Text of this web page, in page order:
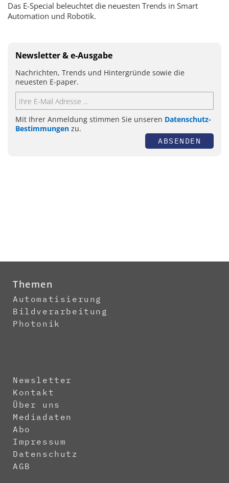
Das E-Special beleuchtet die neuesten Trends in Smart
Automation und Robotik.
Newsletter & e-Ausgabe
Nachrichten, Trends und Hintergründe sowie die
neuesten E-paper.
Mit Ihrer Anmeldung stimmen Sie unseren Datenschutz-
Bestimmungen zu.
ABSENDEN
Themen
Automatisierung
Bildverarbeitung
Photonik
Newsletter
Kontakt
Über uns
Mediadaten
Abo
Impressum
Datenschutz
AGB